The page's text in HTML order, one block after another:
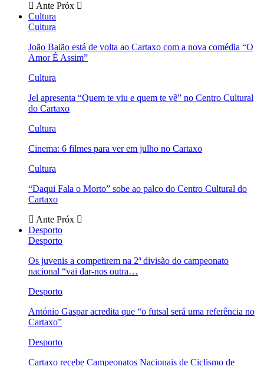
Ante Próx
Cultura
Cultura
João Baião está de volta ao Cartaxo com a nova comédia “O
Amor É Assim”
Cultura
Jel apresenta “Quem te viu e quem te vê” no Centro Cultural
do Cartaxo
Cultura
Cinema: 6 filmes para ver em julho no Cartaxo
Cultura
“Daqui Fala o Morto” sobe ao palco do Centro Cultural do
Cartaxo
Ante Próx
Desporto
Desporto
Os juvenis a competirem na 2ª divisão do campeonato
nacional “vai dar-nos outra…
Desporto
António Gaspar acredita que “o futsal será uma referência no
Cartaxo”
Desporto
Cartaxo recebe Campeonatos Nacionais de Ciclismo de